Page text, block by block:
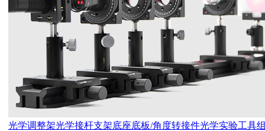
光学调整架光学接杆支架底座底板/角度转接件光学实验工具